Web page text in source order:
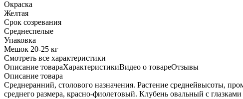
Окраска
Желтая
Срок созревания
Среднеспелые
Упаковка
Мешок 20-25 кг
Cмотреть все характеристики
Описание товараХарактеристикиВидео о товареОтзывы
Описание товара
Среднеранний, столового назначения. Растение среднейвысоты,
среднего размера, красно-фиолетовый. Клубень овальный с